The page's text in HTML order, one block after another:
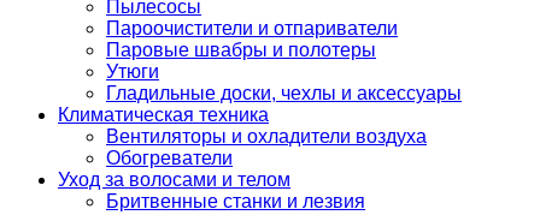
Пылесосы
Пароочистители и отпариватели
Паровые швабры и полотеры
Утюги
Гладильные доски, чехлы и аксессуары
Климатическая техника
Вентиляторы и охладители воздуха
Обогреватели
Уход за волосами и телом
Бритвенные станки и лезвия